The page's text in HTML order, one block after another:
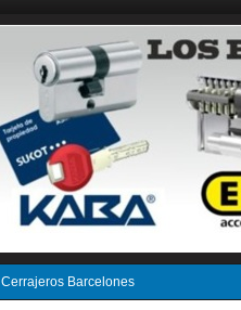
Cerrajeros Barcelones